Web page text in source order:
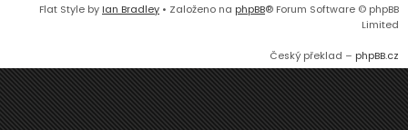
Flat Style by Ian Bradley • Založeno na phpBB® Forum Software © phpBB
Limited
Český překlad – phpBB.cz